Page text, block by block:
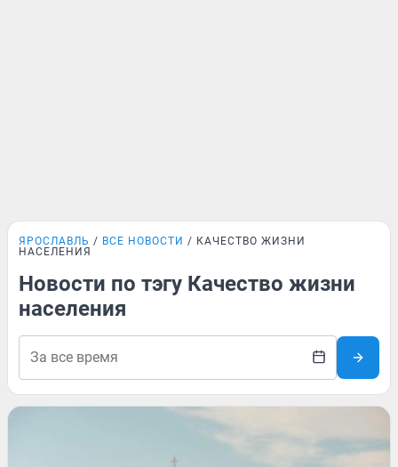
ЯРОСЛАВЛЬ ВСЕ НОВОСТИ
КАЧЕСТВО ЖИЗНИ
НАСЕЛЕНИЯ
Новости по тэгу Качество жизни
населения